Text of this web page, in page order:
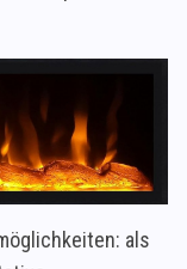
als